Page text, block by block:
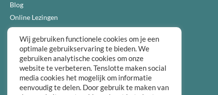
Blog
Online Lezingen
Diensten
Over ons
Informatie
Algemene voorwaarden
Privacybeleid
Over ons
Wij gebruiken functionele cookies om je een
optimale gebruikservaring te bieden. We
gebruiken analytische cookies om onze
website te verbeteren. Tenslotte maken social
media cookies het mogelijk om informatie
eenvoudig te delen. Door gebruik te maken van